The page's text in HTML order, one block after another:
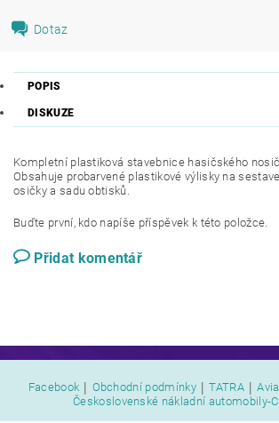
Dotaz
POPIS
DISKUZE
Kompletní plastiková stavebnice hasičského
Obsahuje probarvené plastikové výlisky na
osičky a sadu obtisků.
Buďte první, kdo napíše příspěvek k této položce.
Přidat komentář
Facebook | Obchodní podmínky | TATRA | Avia
Československé nákladní automobily-